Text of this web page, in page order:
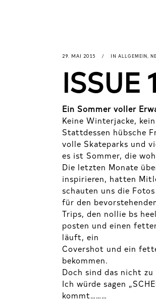
29. MAI 2015 IN ALLGEMEIN
ISSUE
Ein Sommer voller
Keine Winterjacke,
Stattdessen hübsche
volle Skateparks und
es ist Sommer, die
Die letzten Monate
inspirieren, hatten
schauten uns die
für den
Trips, den nollie bs
posten und einen
läuft, ein
Covershot und ein
bekommen.
Doch sind das nicht
Ich würde sagen
kommt………